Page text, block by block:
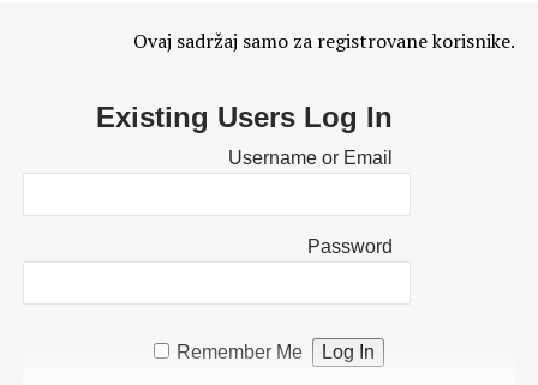
Ovaj sadržaj samo za registrovane korisnike.
Existing Users Log In
Username or Email
Password
Remember Me